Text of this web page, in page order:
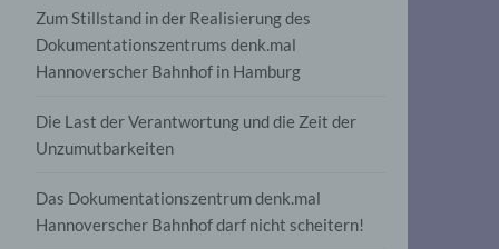
Zum Stillstand in der Realisierung des
Dokumentationszentrums denk.mal
Hannoverscher Bahnhof in Hamburg
Die Last der Verantwortung und die Zeit der
Unzumutbarkeiten
Das Dokumentationszentrum denk.mal
Hannoverscher Bahnhof darf nicht scheitern!